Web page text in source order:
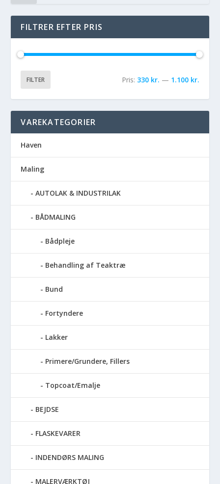
FILTRER EFTER PRIS
FILTER Pris: 330 kr. — 1.100 kr.
VAREKATEGORIER
Haven
Maling
AUTOLAK & INDUSTRILAK
BÅDMALING
Bådpleje
Behandling af Teaktræ
Bund
Fortyndere
Lakker
Primere/Grundere, Fillers
Topcoat/Emalje
BEJDSE
FLASKEVARER
INDENDØRS MALING
MALERVÆRKTØJ